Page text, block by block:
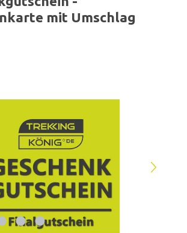
mit Umschlag